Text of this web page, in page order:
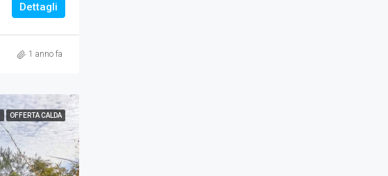
Dettagli
1 anno fa
OFFERTA CALDA